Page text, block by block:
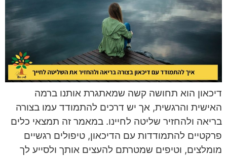
דיכאון הוא תחושה קשה שמאתגרת אותנו ברמה
האישית והרגשית, אך יש דרכים להתמודד עמו בצורה
בריאה ולהחזיר שליטה לחיינו. במאמר זה תמצאי כלים
פרקטיים להתמודדות עם הדיכאון, טיפולים רגשיים
מומלצים, וטיפים שמטרתם להעצים אותך ולסייע לך